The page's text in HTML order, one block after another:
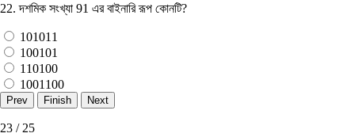
22. দশমিক সংখ্যা 91 এর বাইনারি রূপ কোনটি?
101011
100101
110100
1001100
23 / 25